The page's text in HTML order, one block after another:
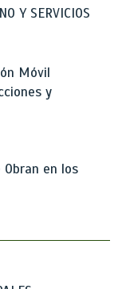
Y SERVICIOS
Móvil
y
en los